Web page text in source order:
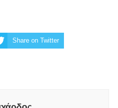
Share on Twitter